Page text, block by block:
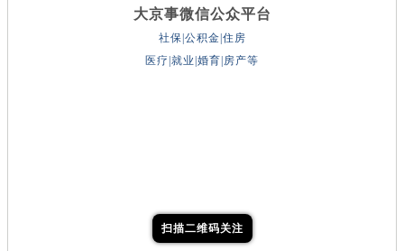
大京事微信公众平台
社保|公积金|住房
医疗|就业|婚育|房产等
扫描二维码关注